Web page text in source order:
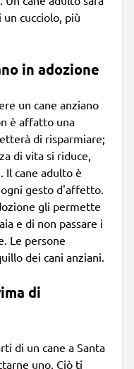
cucciolo, più
in adozione
un cane anziano
è affatto una
di risparmiare;
di vita si riduce,
Il cane adulto è
gesto d'affetto.
gli permette
e di non passare i
Le persone
dei cani anziani.
di
di un cane a Santa
uno. Ciò ti